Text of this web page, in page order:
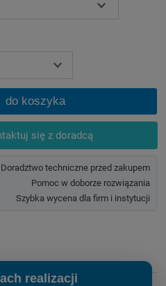
do koszyka
się z doradcą
Doradztwo techniczne przed zakupem
Pomoc w doborze rozwiązania
Szybka wycena dla firm i instytucji
realizacji